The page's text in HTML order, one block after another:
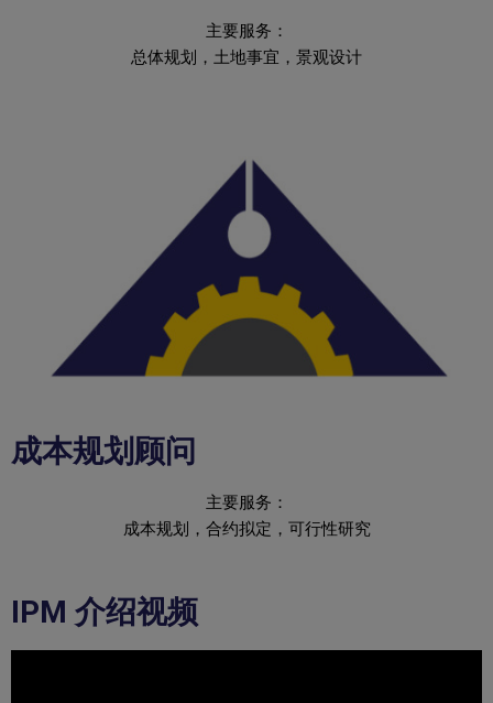
主要服务：
总体规划，土地事宜，景观设计
成本规划顾问
主要服务：
成本规划，合约拟定，可行性研究
IPM 介绍视频